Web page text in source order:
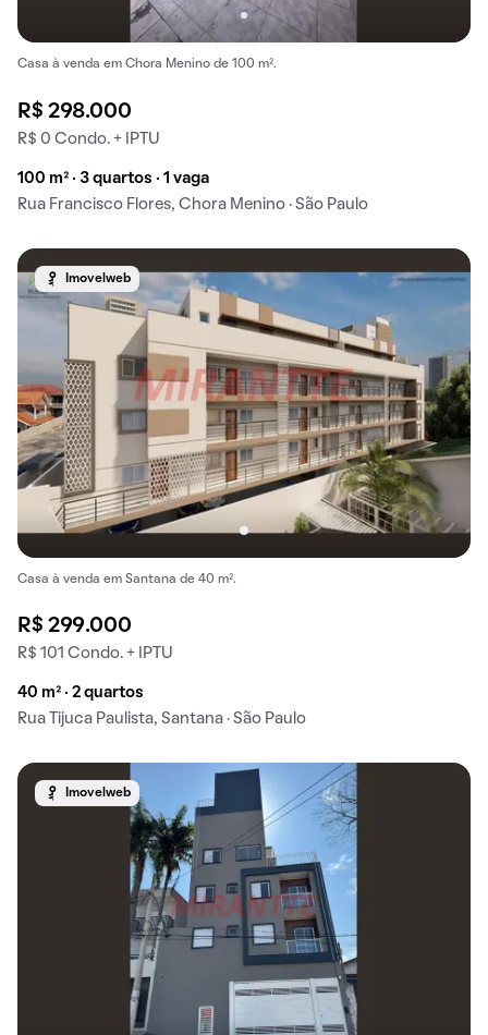
Casa à venda em Chora Menino de 100 m².
R$ 298.000
R$ 0 Condo. + IPTU
100 m² · 3 quartos · 1 vaga
Rua Francisco Flores, Chora Menino · São Paulo
Imovelweb
Casa à venda em Santana de 40 m².
R$ 299.000
R$ 101 Condo. + IPTU
40 m² · 2 quartos
Rua Tijuca Paulista, Santana · São Paulo
Imovelweb